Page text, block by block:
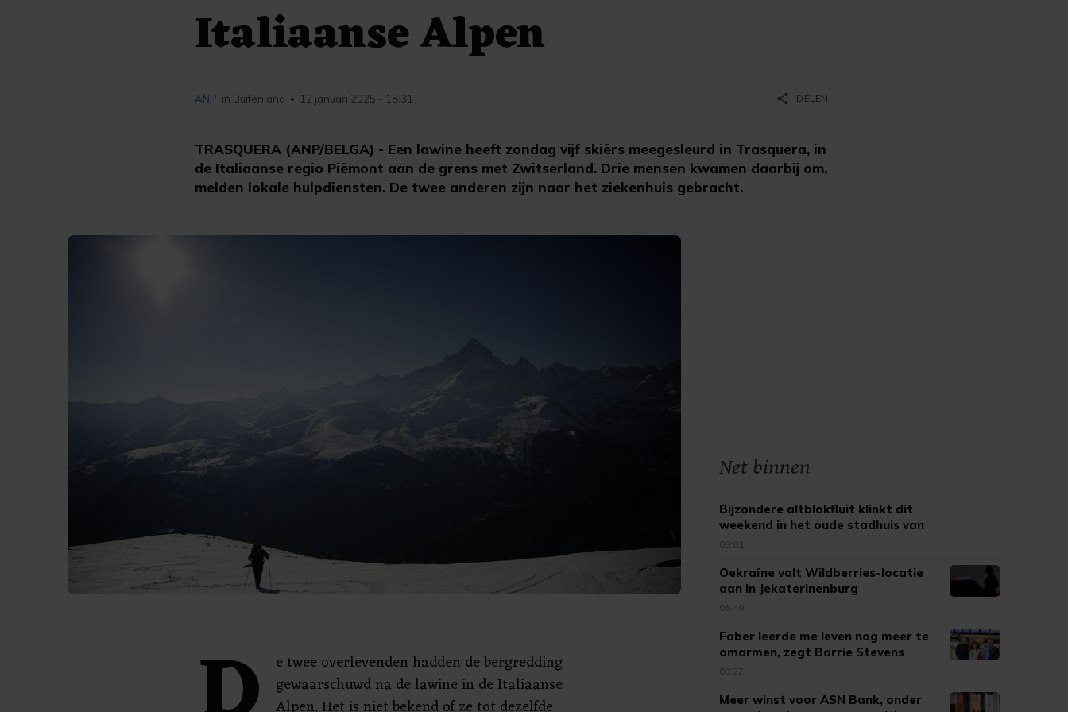
Italiaanse Alpen
TRASQUERA (ANP/BELGA) - Een lawine heeft zondag vijf skiërs meegesleurd in Trasquera, in
de Italiaanse regio Piëmont aan de grens met Zwitserland. Drie mensen kwamen daarbij om,
melden lokale hulpdiensten. De twee anderen zijn naar het ziekenhuis gebracht.
ANP in Buitenland • 12 januari 2025 - 18:31 share DELEN
e twee overlevenden hadden de bergredding
gewaarschuwd na de lawine in de Italiaanse
Net binnen
Bijzondere altblokfluit klinkt dit
weekend in het oude stadhuis van
Tholen
09:01
Oekraïne valt Wildberries-locatie
aan in Jekaterinenburg
08:49
Faber leerde me leven nog meer te
omarmen, zegt Barrie Stevens
08:27
Meer winst voor ASN Bank, onder